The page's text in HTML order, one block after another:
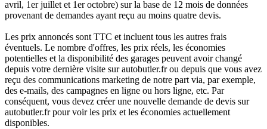
avril, 1er juillet et 1er octobre) sur la base de 12 mois de données
provenant de demandes ayant reçu au moins quatre devis.
Les prix annoncés sont TTC et incluent tous les autres frais
éventuels. Le nombre d'offres, les prix réels, les économies
potentielles et la disponibilité des garages peuvent avoir changé
depuis votre dernière visite sur autobutler.fr ou depuis que vous avez
reçu des communications marketing de notre part via, par exemple,
des e-mails, des campagnes en ligne ou hors ligne, etc. Par
conséquent, vous devez créer une nouvelle demande de devis sur
autobutler.fr pour voir les prix et les économies actuellement
disponibles.